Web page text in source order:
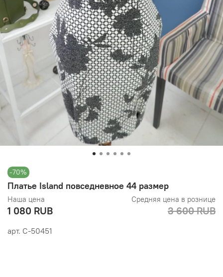
-70%
арт. С-50451
Платье Island повседневное 44 размер
Наша цена
1 080 RUB
Средняя цена в рознице
3 600 RUB